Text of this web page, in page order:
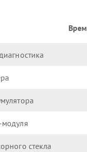
модуля
стекла